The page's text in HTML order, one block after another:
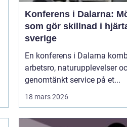
Konferens i Dalarna:
som gör skillnad i
sverige
En konferens i Dalarna
arbetsro, naturupplevelser
genomtänkt service på et...
18 mars 2026